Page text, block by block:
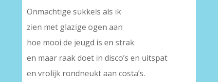
Onmachtige sukkels als ik
zien met glazige ogen aan
hoe mooi de jeugd is en strak
en maar raak doet in disco’s en uitspat
en vrolijk rondneukt aan costa’s.